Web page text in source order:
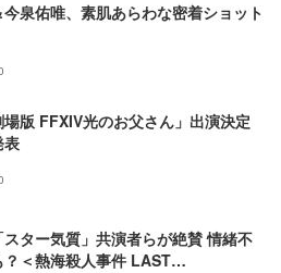
泉佑唯、素肌あらわな密着ショット
版 FFXIV光のお父さん」出演決定
表
ター気質」共演者らが絶賛 情緒不
＜熱海殺人事件 LAST